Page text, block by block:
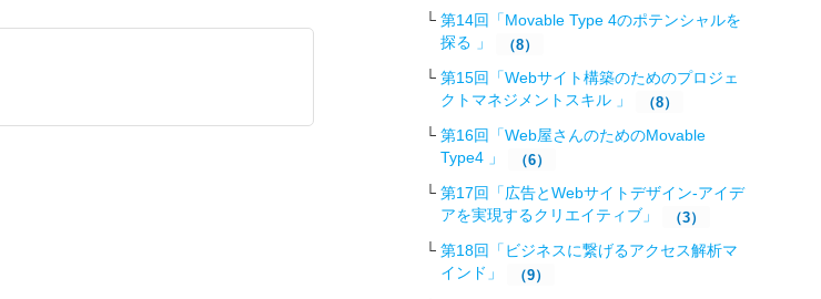
第14回「Movable Type 4のポテンシャルを
探る 」
（8）
第15回「Webサイト構築のためのプロジェ
クトマネジメントスキル 」
（8）
第16回「Web屋さんのためのMovable
Type4 」
（6）
第17回「広告とWebサイトデザイン-アイデ
アを実現するクリエイティブ」
（3）
第18回「ビジネスに繋げるアクセス解析マ
インド」
（9）